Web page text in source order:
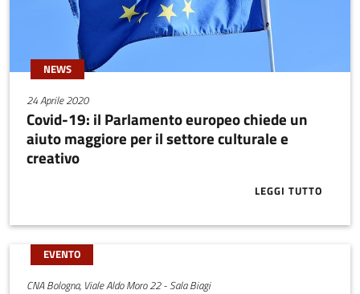
NEWS
24 Aprile 2020
Covid-19: il Parlamento europeo chiede un
aiuto maggiore per il settore culturale e
creativo
LEGGI TUTTO
ABOUT
EVENTO
CNA Bologna, Viale Aldo Moro 22 - Sala Biagi